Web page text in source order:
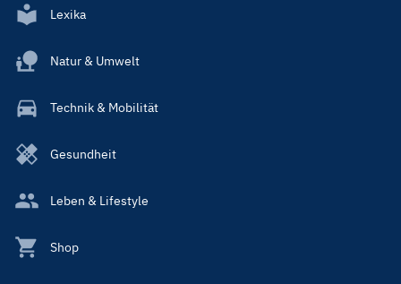
Lexika
Natur & Umwelt
Technik & Mobilität
Gesundheit
Leben & Lifestyle
Shop